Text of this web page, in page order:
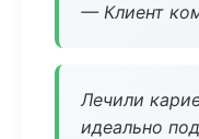
— Клиент
Лечили
идеально